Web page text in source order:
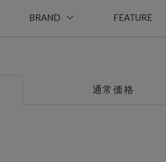
BRAND FEATURE
通常価格